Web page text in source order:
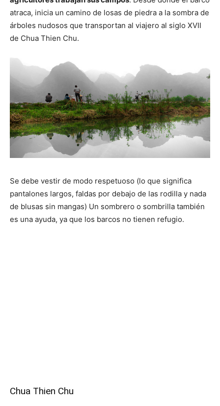
atraca, inicia un camino de losas de piedra a la sombra de
árboles nudosos que transportan al viajero al siglo XVII
de Chua Thien Chu.
Se debe vestir de modo respetuoso (lo que significa
pantalones largos, faldas por debajo de las rodilla y nada
de blusas sin mangas) Un sombrero o sombrilla también
es una ayuda, ya que los barcos no tienen refugio.
Chua Thien Chu